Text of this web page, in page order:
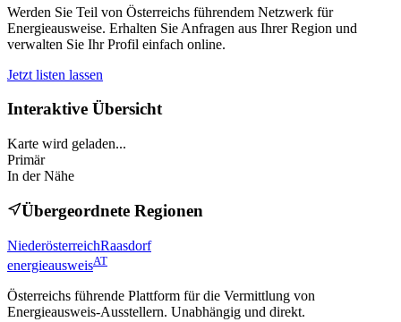
Werden Sie Teil von Österreichs führendem Netzwerk für
Energieausweise. Erhalten Sie Anfragen aus Ihrer Region und
verwalten Sie Ihr Profil einfach online.
Jetzt listen lassen
Interaktive Übersicht
Karte wird geladen...
Primär
In der Nähe
Übergeordnete Regionen
NiederösterreichRaasdorf
energieausweisAT
Österreichs führende Plattform für die Vermittlung von
Energieausweis-Ausstellern. Unabhängig und direkt.